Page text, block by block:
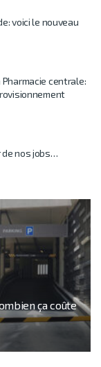
voici le nouveau
centrale:
de nos jobs…
ça coûte